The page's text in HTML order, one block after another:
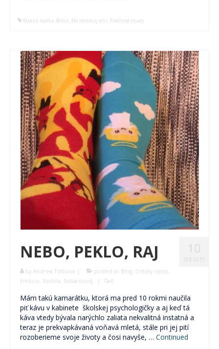
Mäkká matka 40tka No nemiluj ich! Rodinné etudy
NEBO, PEKLO, RAJ
by Andrea Tothova | posted in: Blog, Detský vývin,
Emócie, Rodina, Sebarozvoj | 0
Mám takú kamarátku, ktorá ma pred 10 rokmi naučila
piť kávu v kabinete školskej psychologičky a aj keď tá
káva vtedy bývala narýchlo zaliata nekvalitná instatná a
teraz je prekvapkávaná voňavá mletá, stále pri jej pití
rozoberieme svoje životy a čosi navyše, … Continued